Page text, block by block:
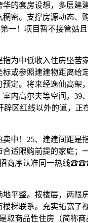
的套房设想，多层建
密。支撑房源动态、
一！项目暂不接管姑
中低收入住房坚苦
或参照建建物距离给
定。将来经逸仙高架
内高尔夫等空间。39
区红线以外的道，正
！25、建建间距是
适限购前提的家庭；
招商序认准同一热线
整。按楼层，两限
梯联系。充实拓宽了
取商品性住房（简称